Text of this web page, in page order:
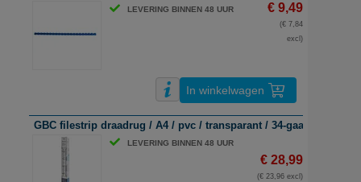
LEVERING BINNEN 48 UUR € 9,49
(€ 7,84
excl)
In winkelwagen
GBC filestrip draadrug / A4 / pvc / transparant / 34-gaats / 100
LEVERING BINNEN 48 UUR
€ 28,99
(€ 23,96 excl)